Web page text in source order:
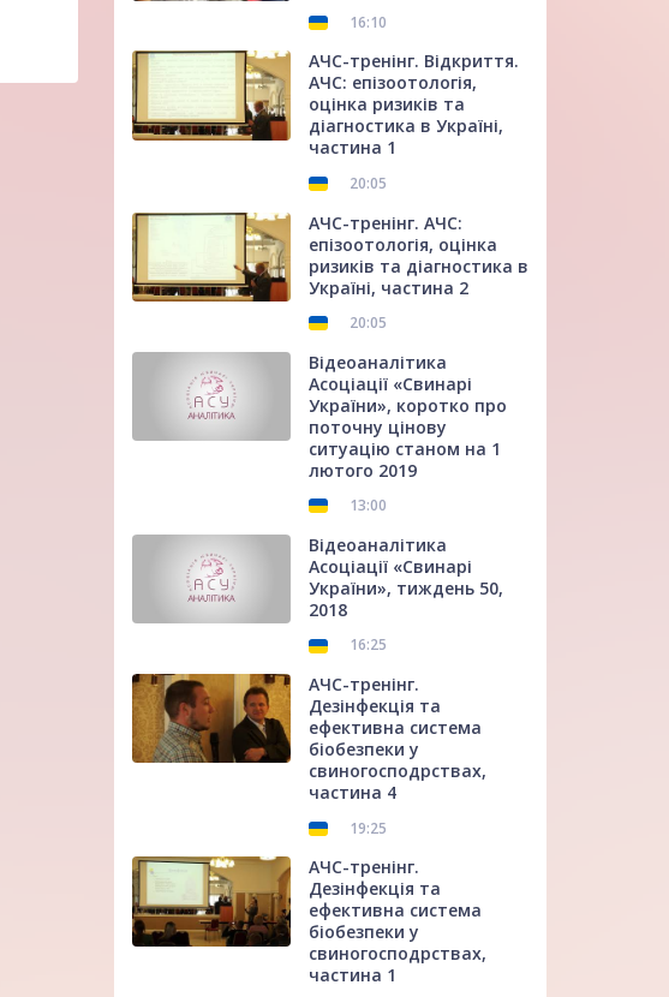
16:10
АЧС-тренінг. Відкриття.
АЧС: епізоотологія,
оцінка ризиків та
діагностика в Україні,
частина 1
20:05
АЧС-тренінг. АЧС:
епізоотологія, оцінка
ризиків та діагностика в
Україні, частина 2
20:05
Відеоаналітика
Асоціації «Свинарі
України», коротко про
поточну цінову
ситуацію станом на 1
лютого 2019
13:00
Відеоаналітика
Асоціації «Свинарі
України», тиждень 50,
2018
16:25
АЧС-тренінг.
Дезінфекція та
ефективна система
біобезпеки у
свиногосподрствах,
частина 4
19:25
АЧС-тренінг.
Дезінфекція та
ефективна система
біобезпеки у
свиногосподрствах,
частина 1